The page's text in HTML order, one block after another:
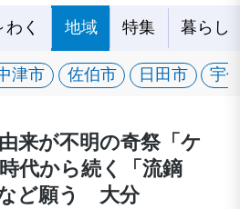
わく 地域 特集 暮らし
津市 佐伯市 日田市 宇
来が不明の奇祭「ケ
代から続く「流鏑
ど願う 大分